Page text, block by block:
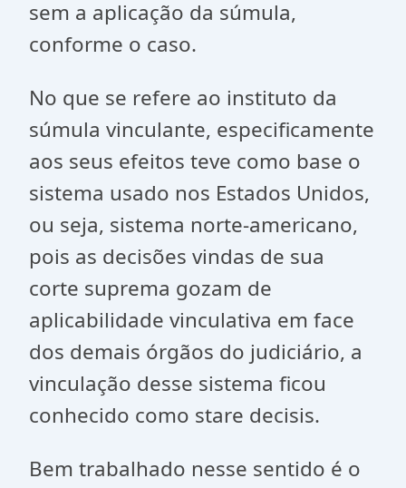
sem a aplicação da súmula,
conforme o caso.
No que se refere ao instituto da
súmula vinculante, especificamente
aos seus efeitos teve como base o
sistema usado nos Estados Unidos,
ou seja, sistema norte-americano,
pois as decisões vindas de sua
corte suprema gozam de
aplicabilidade vinculativa em face
dos demais órgãos do judiciário, a
vinculação desse sistema ficou
conhecido como stare decisis.
Bem trabalhado nesse sentido é o